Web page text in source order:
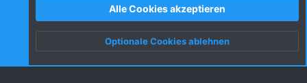
Nutzungsbedingungen
Datenschutz
S
Oben Unten
Alle Cookies akzeptieren
Optionale Cookies ablehnen